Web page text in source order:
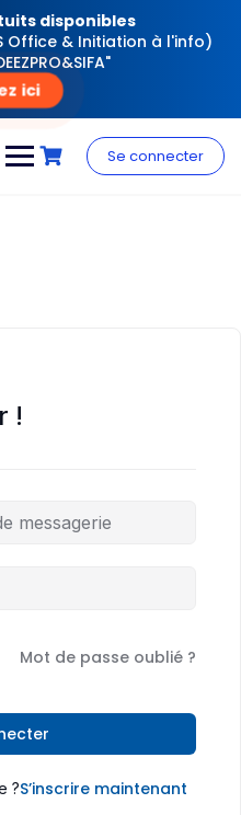
disponibles
Office & Initiation à l'info)
ici
Se connecter
!
Mot de passe oublié ?
?S’inscrire maintenant